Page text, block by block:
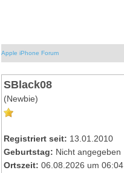
Apple iPhone Forum
SBlack08
(Newbie)
Registriert seit: 13.01.2010
Geburtstag: Nicht angegeben
Ortszeit: 06.08.2026 um 06:04